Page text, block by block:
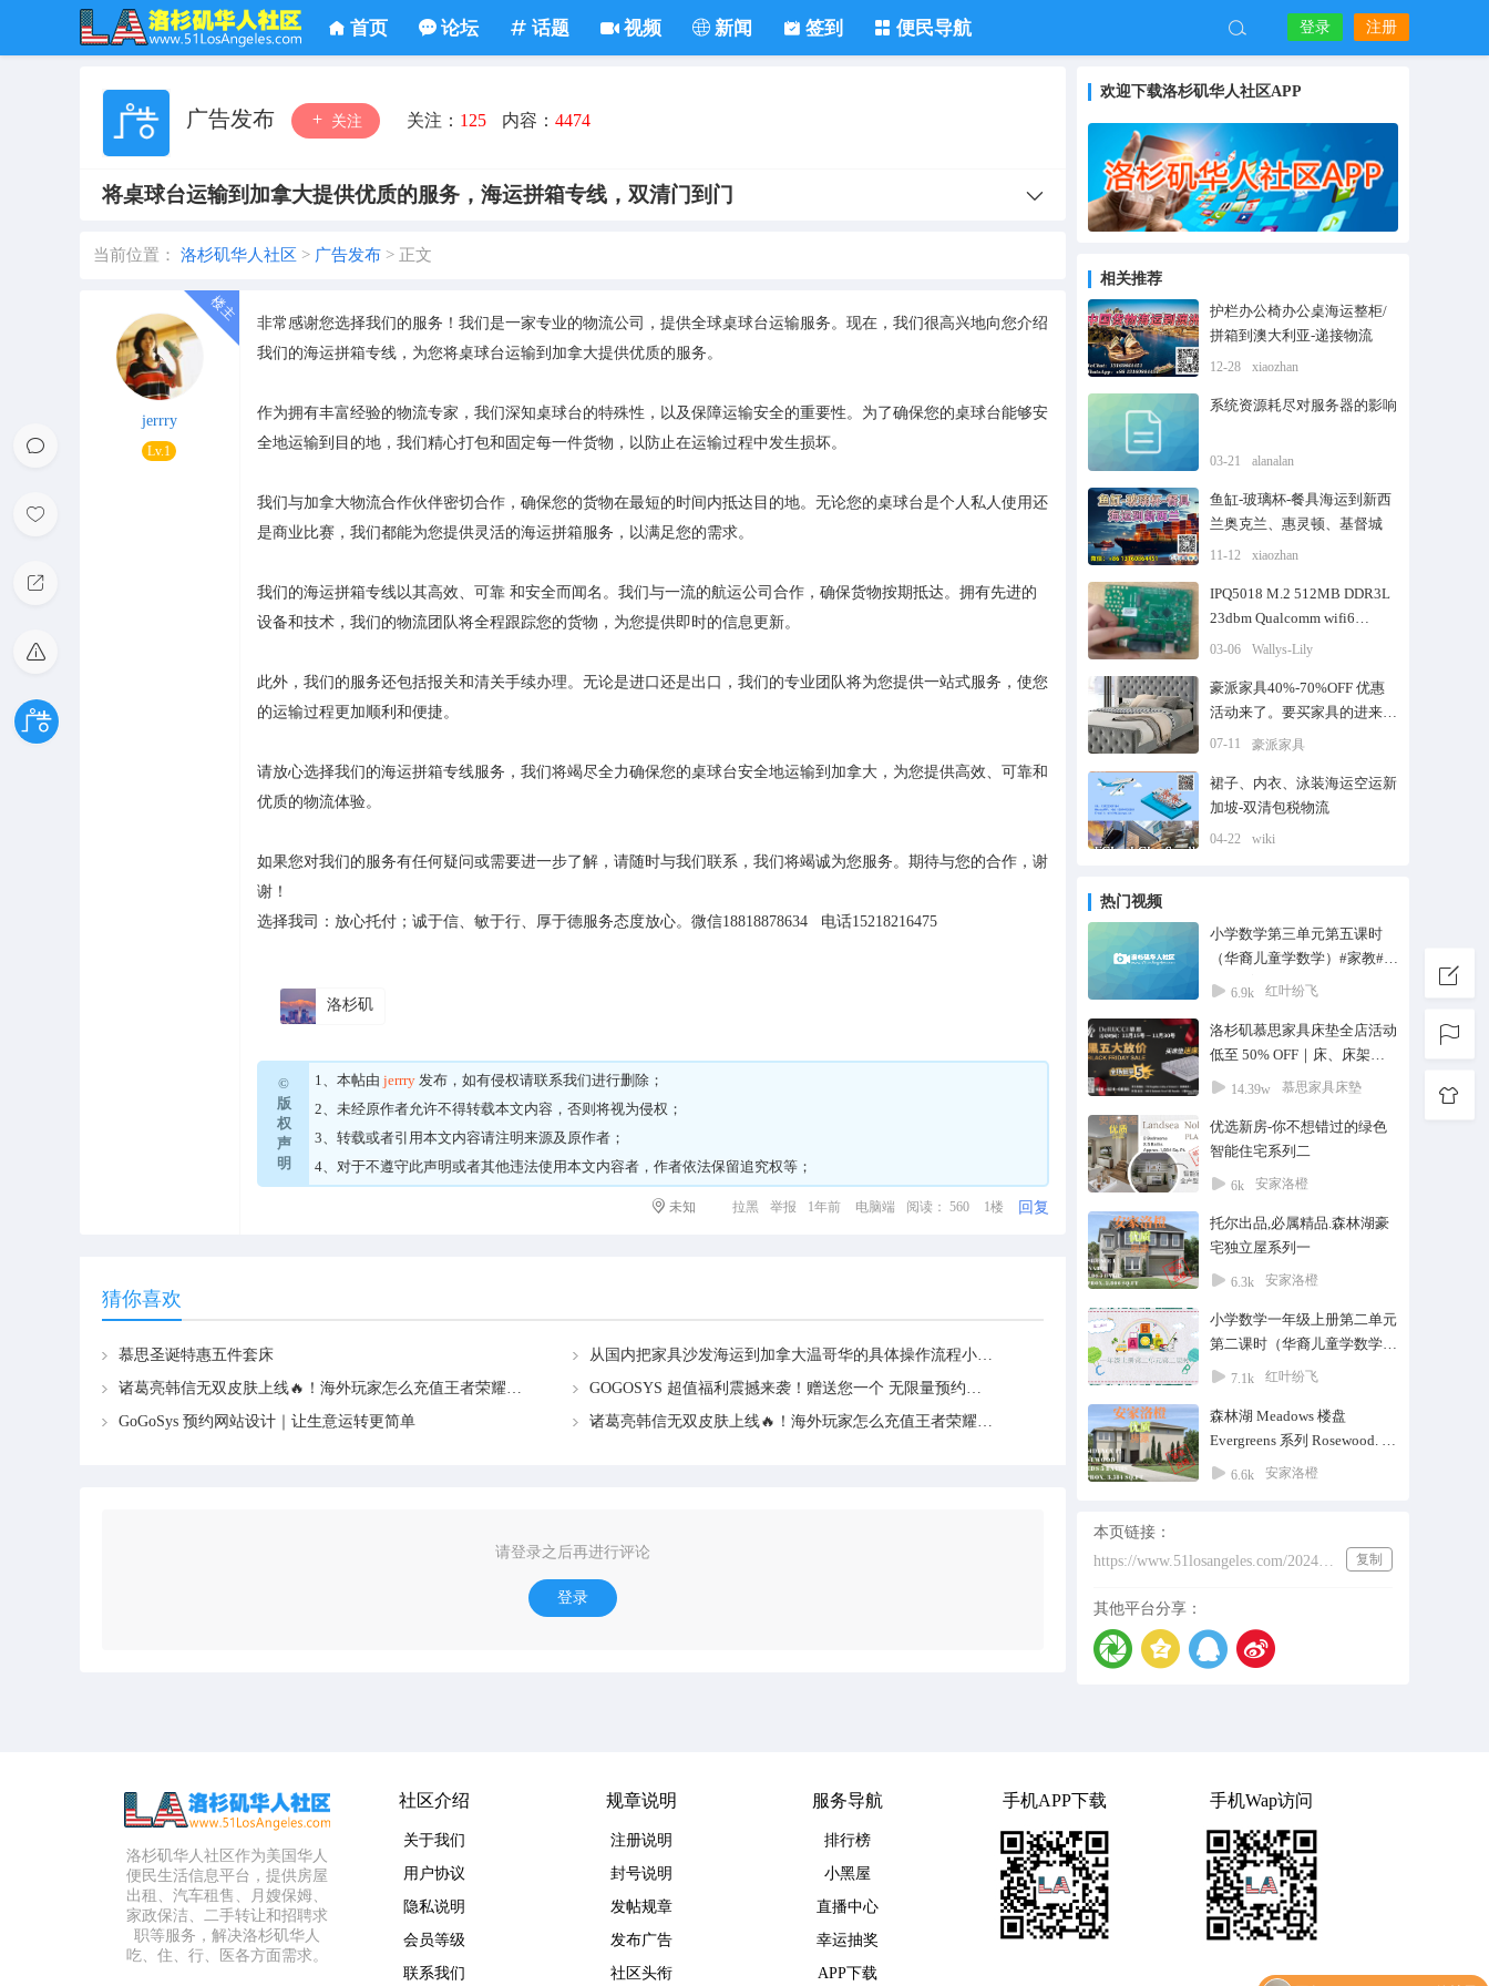
首页 论坛 话题 视频 新闻 签到 便民导航 登录 注册
广告发布 关注 关注： 125 内容： 4474
将桌球台运输到加拿大提供优质的服务，海运拼箱专线，双清门到门
当前位置： 洛杉矶华人社区 > 广告发布 > 正文
jerrry
Lv.1
非常感谢您选择我们的服务！我们是一家专业的物流公司，提供全球桌球台运输服务。现在，我们很高兴地向您介绍
我们的海运拼箱专线，为您将桌球台运输到加拿大提供优质的服务。
作为拥有丰富经验的物流专家，我们深知桌球台的特殊性，以及保障运输安全的重要性。为了确保您的桌球台能够安
全地运输到目的地，我们精心打包和固定每一件货物，以防止在运输过程中发生损坏。
我们与加拿大物流合作伙伴密切合作，确保您的货物在最短的时间内抵达目的地。无论您的桌球台是个人私人使用还
是商业比赛，我们都能为您提供灵活的海运拼箱服务，以满足您的需求。
我们的海运拼箱专线以其高效、可靠 和安全而闻名。我们与一流的航运公司合作，确保货物按期抵达。拥有先进的
设备和技术，我们的物流团队将全程跟踪您的货物，为您提供即时的信息更新。
此外，我们的服务还包括报关和清关手续办理。无论是进口还是出口，我们的专业团队将为您提供一站式服务，使您
的运输过程更加顺利和便捷。
请放心选择我们的海运拼箱专线服务，我们将竭尽全力确保您的桌球台安全地运输到加拿大，为您提供高效、可靠和
优质的物流体验。
如果您对我们的服务有任何疑问或需要进一步了解，请随时与我们联系，我们将竭诚为您服务。期待与您的合作，谢
谢！
选择我司：放心托付；诚于信、敏于行、厚于德服务态度放心。微信18818878634 电话15218216475
洛杉矶
©
版
权
声
明
1、本帖由 jerrry 发布，如有侵权请联系我们进行删除；
2、未经原作者允许不得转载本文内容，否则将视为侵权；
3、转载或者引用本文内容请注明来源及原作者；
4、对于不遵守此声明或者其他违法使用本文内容者，作者依法保留追究权等；
未知 拉黑 举报 1年前 电脑端 阅读： 560 1楼 回复
猜你喜欢
慕思圣诞特惠五件套床
从国内把家具沙发海运到加拿大温哥华的具体操作流程小白教学
诸葛亮韩信无双皮肤上线🔥！海外玩家怎么充值王者荣耀点券？
GOGOSYS 超值福利震撼来袭！赠送您一个 无限量预约网站，马上开启接单新体验！
GoGoSys 预约网站设计｜让生意运转更简单
诸葛亮韩信无双皮肤上线🔥！海外玩家怎么充值王者荣耀点券？
请登录之后再进行评论
登录
欢迎下载洛杉矶华人社区APP
相关推荐
护栏办公椅办公桌海运整柜/
拼箱到澳大利亚-递接物流
12-28 xiaozhan
系统资源耗尽对服务器的影响
03-21 alanalan
鱼缸-玻璃杯-餐具海运到新西
兰奥克兰、惠灵顿、基督城
11-12 xiaozhan
IPQ5018 M.2 512MB DDR3L
23dbm Qualcomm wifi6
solution|OFDMA WIFI6
03-06 Wallys-Lily
豪派家具40%-70%OFF 优惠
活动来了。要买家具的进来看
看
07-11 豪派家具
裙子、内衣、泳装海运空运新
加坡-双清包税物流
04-22 wiki
热门视频
小学数学第三单元第五课时
（华裔儿童学数学）#家教#培
训#教育@华人#华人#华裔
6.9k 红叶纷飞
洛杉矶慕思家具床垫全店活动
低至 50% OFF｜床、床架、
沙发、餐桌椅 11/15 – 12/28
＋安装 ✔ 全场低至 5 折 ✔ 多
款限量爆品售完即止 黑五一
年只有一次，真的错过等明
店：400 S Baldwin Ave
#183（梅西百货二楼） 📞
626-624-6666
14.39w 慕思家具床墊
优选新房-你不想错过的绿色
智能住宅系列二
6k 安家洛橙
托尔出品,必属精品.森林湖豪
宅独立屋系列一
6.3k 安家洛橙
小学数学一年级上册第二单元
第二课时（华裔儿童学数学）
#华人#华裔#家教@私人在线
7.1k 红叶纷飞
森林湖 Meadows 楼盘
Evergreens 系列 Rosewood. 托
尔出品, 必属精品户型十二
6.6k 安家洛橙
本页链接：
https://www.51losangeles.com/202431458
复制
其他平台分享：
洛杉矶华人社区作为美国华人
便民生活信息平台，提供房屋
出租、汽车租售、月嫂保姆、
家政保洁、二手转让和招聘求
职等服务，解决洛杉矶华人
吃、住、行、医各方面需求。
社区介绍
关于我们
用户协议
隐私说明
会员等级
联系我们
规章说明
注册说明
封号说明
发帖规章
发布广告
社区头衔
服务导航
排行榜
小黑屋
直播中心
幸运抽奖
APP下载
手机APP下载 手机Wap访问